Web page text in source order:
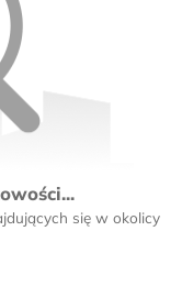
się w okolicy